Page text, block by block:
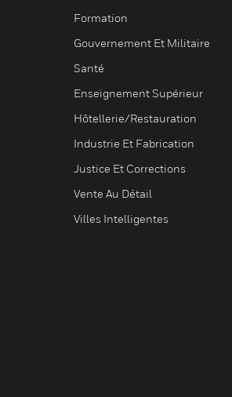
Formation
Gouvernement Et Militaire
Santé
Enseignement Supérieur
Hôtellerie/Restauration
Industrie Et Fabrication
Justice Et Corrections
Vente Au Détail
Villes Intelligentes